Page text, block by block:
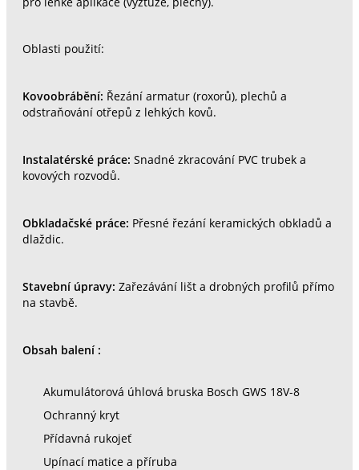
Oblasti použití:
Kovoobrábění: Řezání armatur (roxorů), plechů a
odstraňování otřepů z lehkých kovů.
Instalatérské práce: Snadné zkracování PVC trubek a
kovových rozvodů.
Obkladačské práce: Přesné řezání keramických obkladů a
dlaždic.
Stavební úpravy: Zařezávání lišt a drobných profilů přímo
na stavbě.
Obsah balení :
Akumulátorová úhlová bruska Bosch GWS 18V-8
Ochranný kryt
Přídavná rukojeť
Upínací matice a příruba